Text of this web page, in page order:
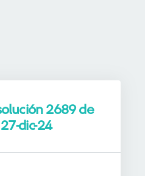
2689 de
dic-24